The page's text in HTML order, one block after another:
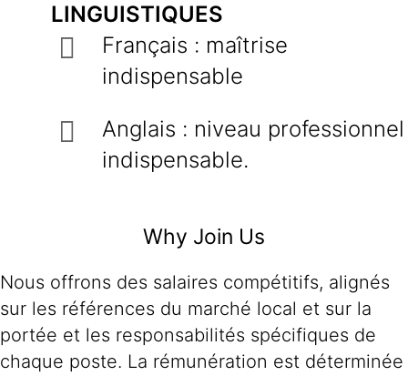
LINGUISTIQUES
Français : maîtrise
indispensable
Anglais : niveau professionnel
indispensable.
Why Join Us
Nous offrons des salaires compétitifs, alignés
sur les références du marché local et sur la
portée et les responsabilités spécifiques de
chaque poste. La rémunération est déterminée